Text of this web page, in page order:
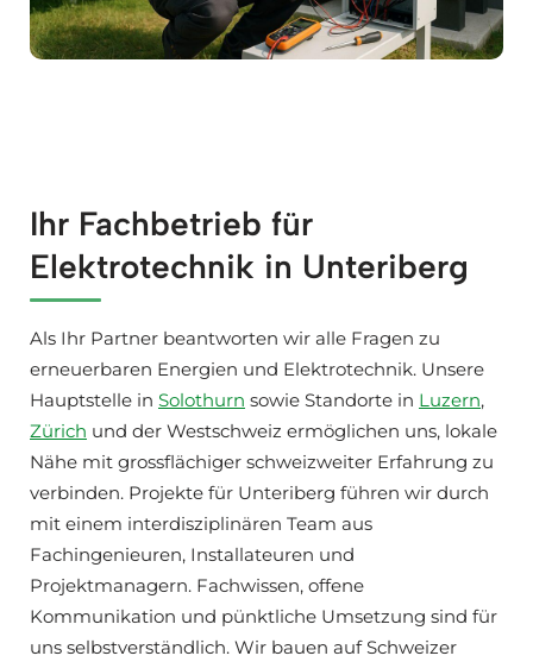
Ihr Fachbetrieb für
Elektrotechnik in Unteriberg
Als Ihr Partner beantworten wir alle Fragen zu
erneuerbaren Energien und Elektrotechnik. Unsere
Hauptstelle in Solothurn sowie Standorte in Luzern,
Zürich und der Westschweiz ermöglichen uns, lokale
Nähe mit grossflächiger schweizweiter Erfahrung zu
verbinden. Projekte für Unteriberg führen wir durch
mit einem interdisziplinären Team aus
Fachingenieuren, Installateuren und
Projektmanagern. Fachwissen, offene
Kommunikation und pünktliche Umsetzung sind für
uns selbstverständlich. Wir bauen auf Schweizer